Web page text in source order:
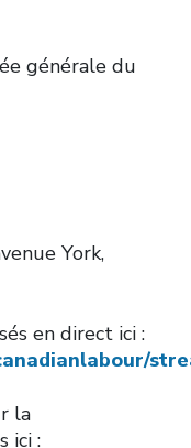
générale du
York,
en direct ici :
la
ici :